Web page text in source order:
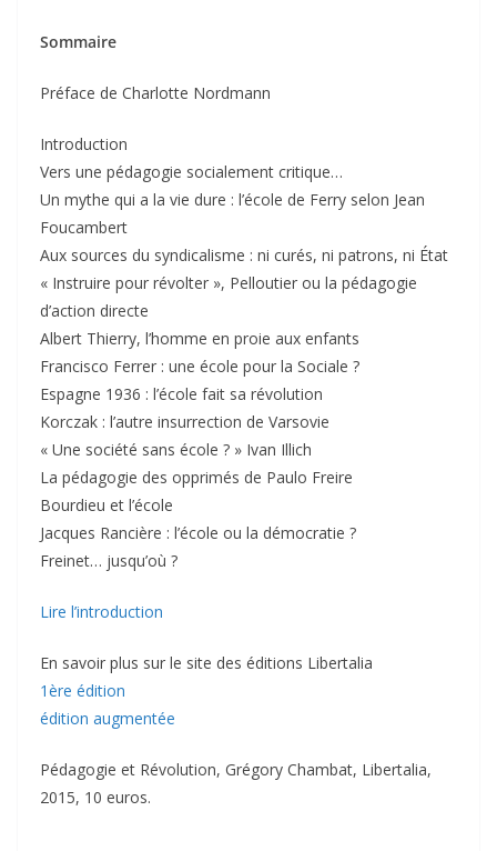
Sommaire
Préface de Charlotte Nordmann
Introduction
Vers une pédagogie socialement critique…
Un mythe qui a la vie dure : l’école de Ferry selon Jean
Foucambert
Aux sources du syndicalisme : ni curés, ni patrons, ni État
« Instruire pour révolter », Pelloutier ou la pédagogie
d’action directe
Albert Thierry, l’homme en proie aux enfants
Francisco Ferrer : une école pour la Sociale ?
Espagne 1936 : l’école fait sa révolution
Korczak : l’autre insurrection de Varsovie
« Une société sans école ? » Ivan Illich
La pédagogie des opprimés de Paulo Freire
Bourdieu et l’école
Jacques Rancière : l’école ou la démocratie ?
Freinet… jusqu’où ?
Lire l’introduction
En savoir plus sur le site des éditions Libertalia
1ère édition
édition augmentée
Pédagogie et Révolution, Grégory Chambat, Libertalia,
2015, 10 euros.